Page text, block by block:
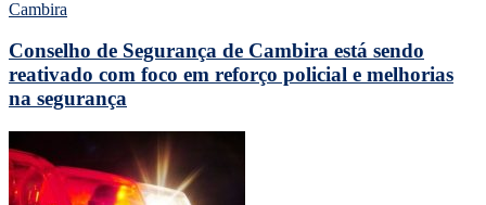
Cambira
Conselho de Segurança de Cambira está sendo
reativado com foco em reforço policial e melhorias
na segurança